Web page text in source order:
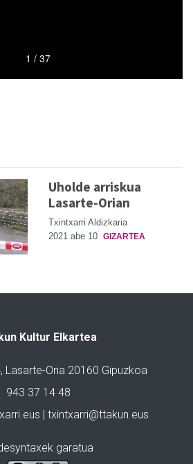
Uholde arriskua
Lasarte-Orian
Txintxarri Aldizkaria
2021 abe 10 GIZARTEA
Kultur Elkartea
Lasarte-Oria 20160 Gipuzkoa
943 37 14 48
| txintxarri@ttakun.eus
garatua